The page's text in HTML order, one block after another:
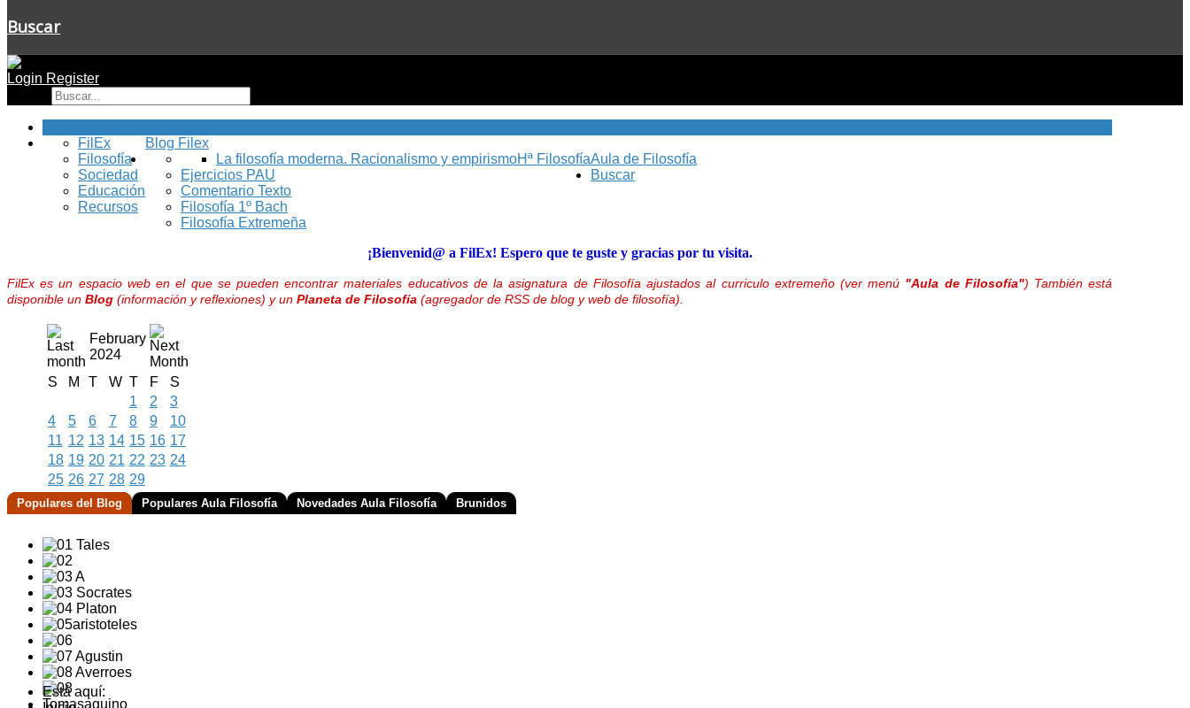
Buscar
Login Register
Blog Filex
FilEx
Filosofía
Sociedad
Educación
Recursos
Aula de Filosofía
Hª Filosofía
La filosofía moderna. Racionalismo y empirismo
Ejercicios PAU
Comentario Texto
Filosofía 1º Bach
Filosofía Extremeña
Buscar
¡Bienvenid@ a FilEx! Espero que te guste y gracias por tu visita.
FilEx es un espacio web en el que se pueden encontrar materiales educativos de la asignatura de Filosofía ajustados al curriculo extremeño (ver menú "Aula de Filosofía") También está
disponible un Blog (información y reflexiones) y un Planeta de Filosofía (agregador de RSS de blog y web de filosofía).
February
2024
S
M T W T F
S
1
2
3
4
5 6 7 8 9
10
11 12 13 14 15 16 17
18 19 20 21 22 23 24
25 26 27 28 29
Populares del Blog Populares Aula Filosofía Novedades Aula Filosofía Brunidos
Está aquí: